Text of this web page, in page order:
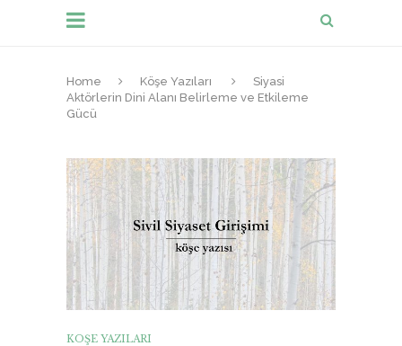
Home Köşe Yazıları
Siyasi
Aktörlerin Dini Alanı Belirleme ve Etkileme
Gücü
KÖŞE YAZILARI